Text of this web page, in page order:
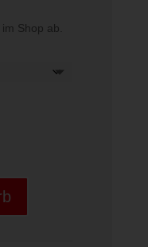
Shop ab.